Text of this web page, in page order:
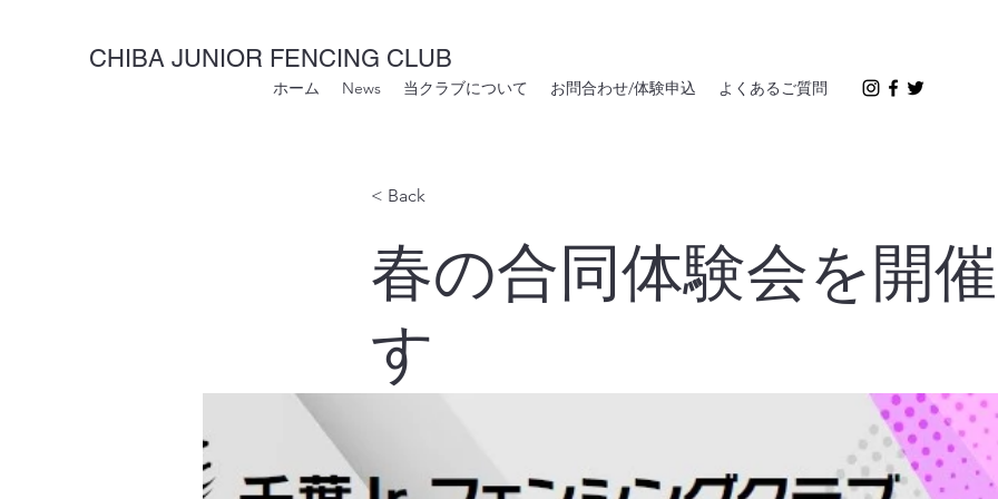
CHIBA JUNIOR FENCING CLUB
ホーム News 当クラブについて お問合わせ/体験申込 よくあるご質問
< Back
春の合同体験会を開
す